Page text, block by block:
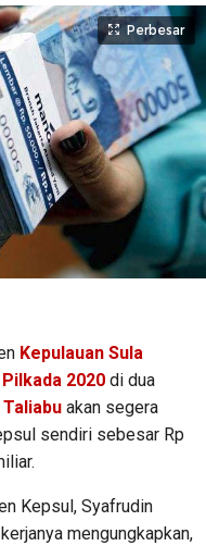
Perbesar
Kepulauan Sula
Pilkada 2020 di dua
Taliabu akan segera
sendiri sebesar Rp
Kepsul, Syafrudin
mengungkapkan,